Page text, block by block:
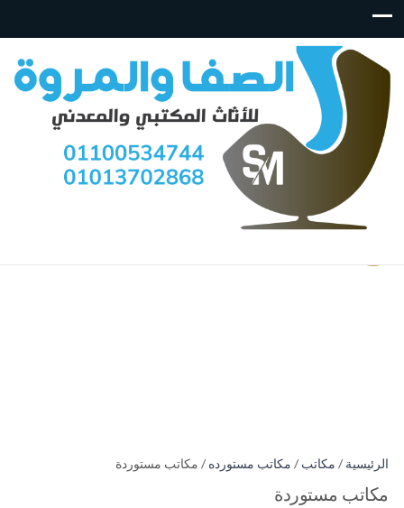
الرئيسية / مكاتب / مكاتب مستورده / مكاتب مستوردة
مكاتب مستوردة